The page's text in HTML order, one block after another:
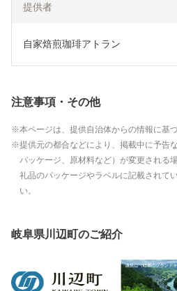
提供者
自家焙煎珈琲アトラン
注意事項・その他
本ページは、提供自治体からの情報に基
提供元の都合などにより、掲載中に予告
パッケージ、原材料など）が変更される
礼品のパッケージやラベルに記載されて
い。
岐阜県川辺町のご紹介